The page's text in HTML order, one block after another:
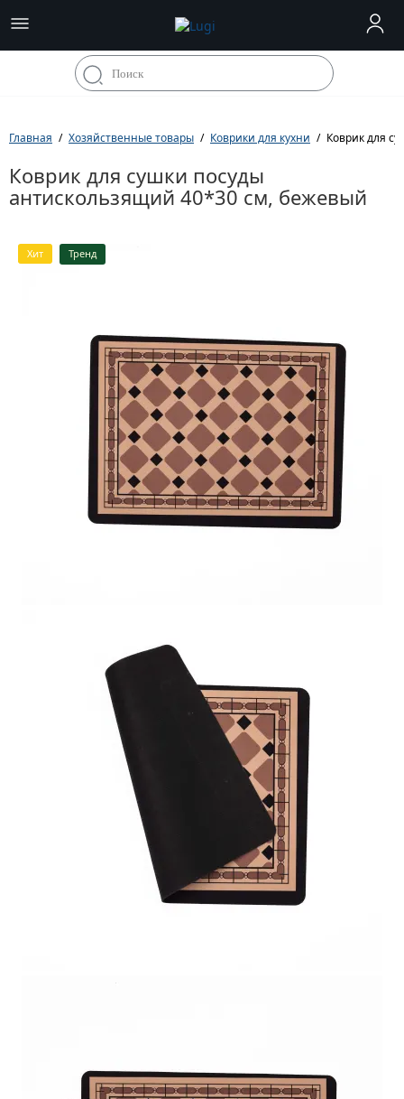
Главная Хозяйственные товары Коврики для кухни Коврик для
Коврик для сушки посуды
антискользящий 40*30 см, бежевый
Хит Тренд